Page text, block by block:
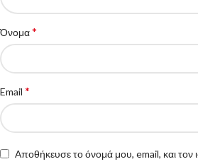
Όνομα*
Email *
Αποθήκευσε το όνομά μου, email, και τον